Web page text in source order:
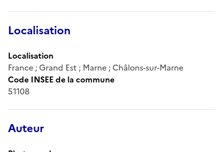
Localisation
Localisation
France ; Grand Est ; Marne ; Châlons-sur-Marne
Code INSEE de la commune
51108
Auteur